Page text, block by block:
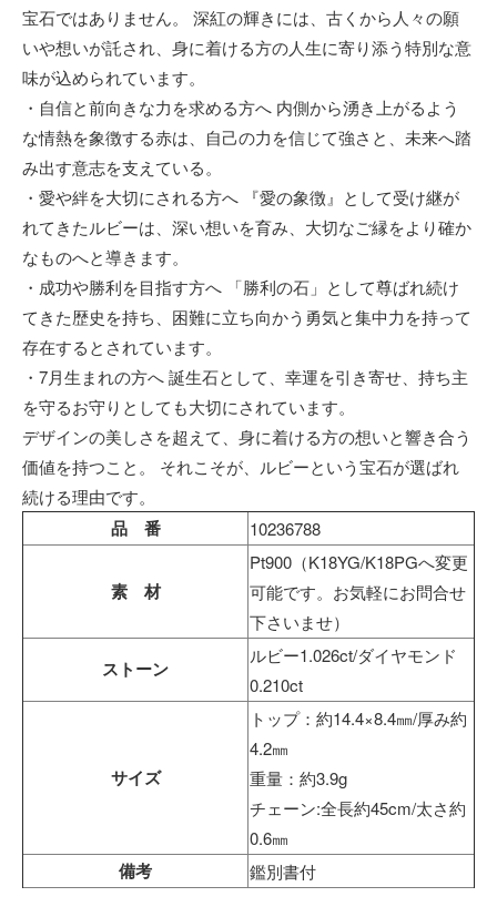
宝石ではありません。 深紅の輝きには、古くから人々の願
いや想いが託され、身に着ける方の人生に寄り添う特別な意
味が込められています。
・自信と前向きな力を求める方へ 内側から湧き上がるよう
な情熱を象徴する赤は、自己の力を信じて強さと、未来へ踏
み出す意志を支えている。
・愛や絆を大切にされる方へ 『愛の象徴』として受け継が
れてきたルビーは、深い想いを育み、大切なご縁をより確か
なものへと導きます。
・成功や勝利を目指す方へ 「勝利の石」として尊ばれ続け
てきた歴史を持ち、困難に立ち向かう勇気と集中力を持って
存在するとされています。
・7月生まれの方へ 誕生石として、幸運を引き寄せ、持ち主
を守るお守りとしても大切にされています。
デザインの美しさを超えて、身に着ける方の想いと響き合う
価値を持つこと。 それこそが、ルビーという宝石が選ばれ
続ける理由です。
品 番 10236788
素 材
Pt900（K18YG/K18PGへ変更
可能です。お気軽にお問合せ
下さいませ）
ストーン
ルビー1.026ct/ダイヤモンド
0.210ct
サイズ
トップ：約14.4×8.4㎜/厚み約
4.2㎜
重量：約3.9g
チェーン:全長約45cm/太さ約
0.6㎜
備考 鑑別書付